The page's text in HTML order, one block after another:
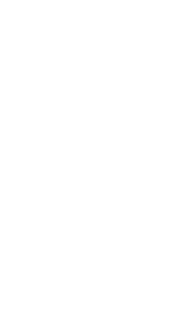
برای این که
• خدمات پس از چاپ:
طلایی براق، پلاک